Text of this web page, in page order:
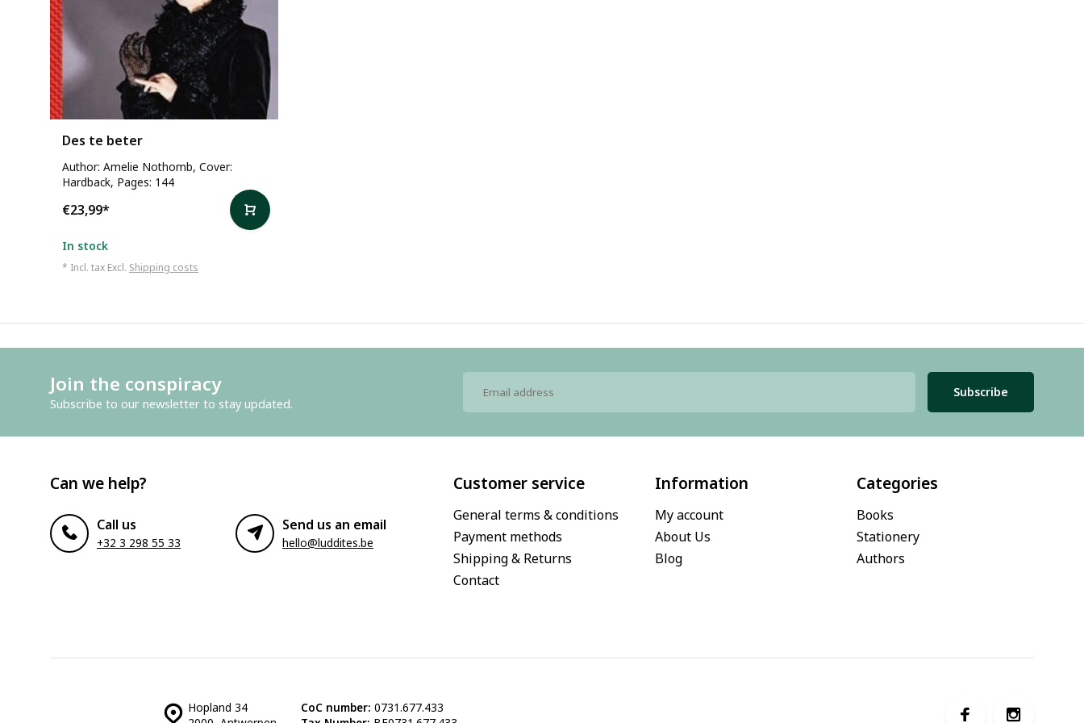
Des te beter
Author: Amelie Nothomb, Cover:
Hardback, Pages: 144
€23,99*
In stock
* Incl. tax Excl. Shipping costs
Join the conspiracy
Subscribe to our newsletter to stay updated.
Subscribe
Can we help?
Call us
+32 3 298 55 33
Send us an email
hello@luddites.be
Customer service
General terms & conditions
Payment methods
Shipping & Returns
Contact
Information
My account
About Us
Blog
Categories
Books
Stationery
Authors
Hopland 34
CoC number: 0731.677.433